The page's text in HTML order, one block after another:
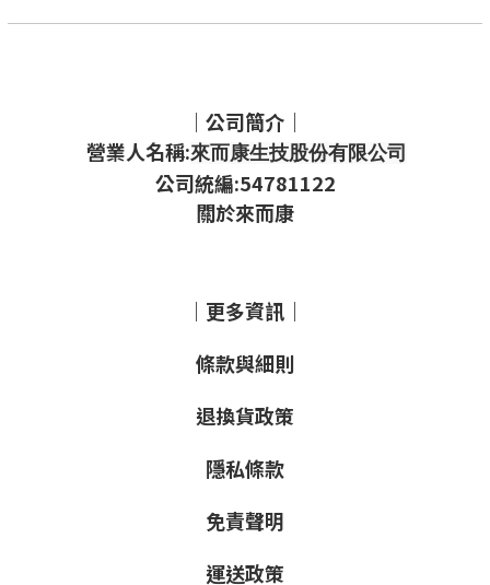
｜公司簡介｜
營業人名稱:來而康生技股份有限公司
公司統編:54781122
關於來而康
｜更多資訊｜
條款與細則
退換貨政策
隱私條款
免責聲明
運送政策